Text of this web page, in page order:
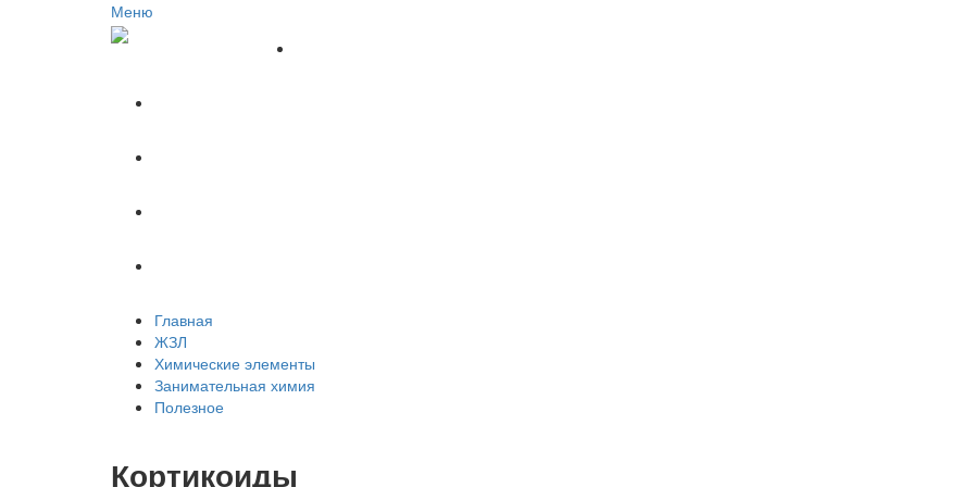
Меню
Главная
ЖЗЛ
Химические элементы
Занимательная химия
Полезное
Кортикоиды